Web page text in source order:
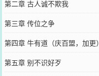
第二章 古人诚不欺我
第三章 传位之争
第四章 牛有道（庆百盟，加更）
第五章 别不识好歹